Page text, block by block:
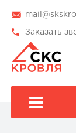
Заказать